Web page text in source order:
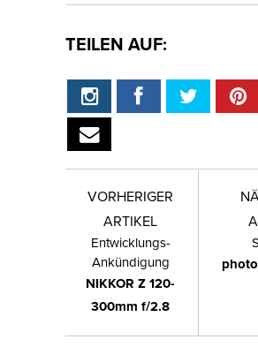
TEILEN AUF:
VORHERIGER
ARTIKEL
Entwicklungs-
Ankündigung
NIKKOR Z 120-
300mm f/2.8